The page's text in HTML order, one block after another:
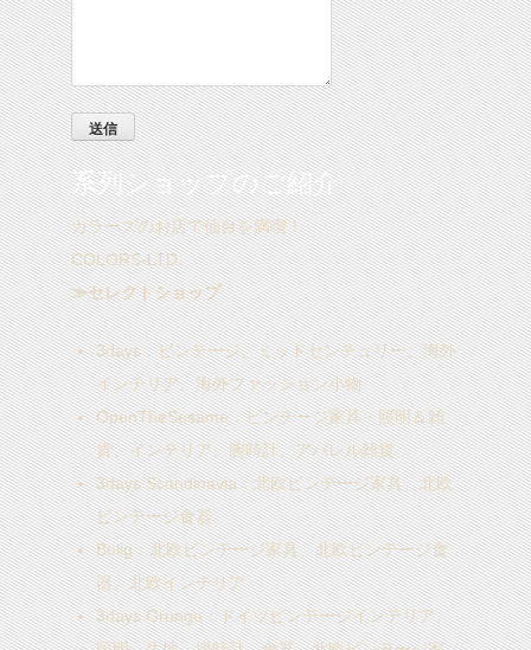
系列ショップのご紹介
カラーズのお店で仙台を満喫！
COLORS-LTD.
≫セレクトショップ
3days：ビンテージ、ミッドセンチュリー、海外
インテリア、海外ファッション小物
OpenTheSesame：ビンテージ家具・照明＆雑
貨、インテリア、腕時計、アパレル雑貨
3days Scandinavia：北欧ビンテージ家具、北欧
ビンテージ食器
Bolig：北欧ビンテージ家具、北欧ビンテージ食
器、北欧インテリア
3days Grunge：ドイツビンテージインテリア、